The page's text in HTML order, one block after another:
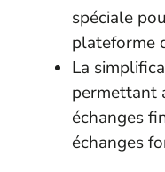
spéciale
plateforme
La
permettant
échanges
échanges